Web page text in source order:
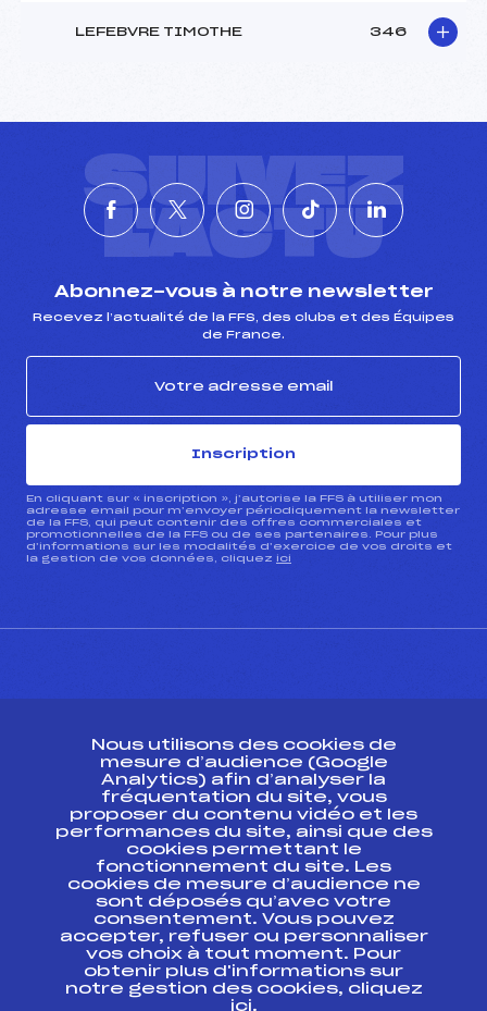
LEFEBVRE TIMOTHE 346
SUIVEZ
L'ACTU
Abonnez-vous à notre newsletter
Recevez l’actualité de la FFS, des clubs et des Équipes
de France.
Inscription
En cliquant sur « inscription », j’autorise la FFS à utiliser mon
adresse email pour m’envoyer périodiquement la newsletter
de la FFS, qui peut contenir des offres commerciales et
promotionnelles de la FFS ou de ses partenaires. Pour plus
d’informations sur les modalités d’exercice de vos droits et
la gestion de vos données, cliquez ici
Ressources
Pass’Neige
Projet sportif fédéral
Projet de performance fédéral
Antidopage
Pôle Développement, Formation, Suivi
Scientifique
Listes ministérielles
Pôle vie de l’athlète
Nous utilisons des cookies de
mesure d’audience (Google
Analytics) afin d’analyser la
fréquentation du site, vous
proposer du contenu vidéo et les
performances du site, ainsi que des
cookies permettant le
fonctionnement du site. Les
cookies de mesure d’audience ne
sont déposés qu’avec votre
consentement. Vous pouvez
accepter, refuser ou personnaliser
vos choix à tout moment. Pour
obtenir plus d'informations sur
notre gestion des cookies, cliquez
ici.